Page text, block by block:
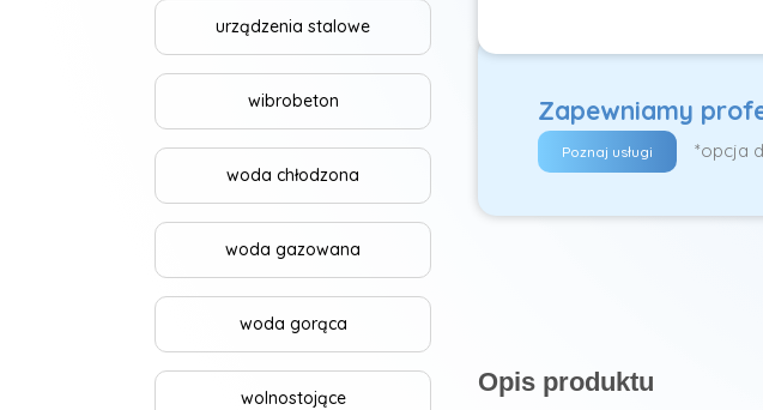
urządzenia stalowe
wibrobeton
woda chłodzona
woda gazowana
woda gorąca
wolnostojące
Zapewniamy
Poznaj usługi *opcja
Opis produktu